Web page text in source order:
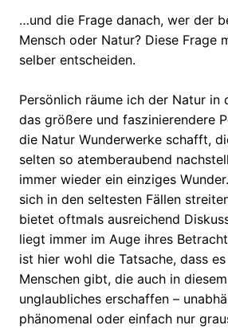
…und die Frage danach, wer der
Mensch oder Natur? Diese Frage
selber entscheiden.
Persönlich räume ich der Natur in
das größere und faszinierendere
die Natur Wunderwerke schafft,
selten so atemberaubend
immer wieder ein einziges
sich in den seltesten Fällen
bietet oftmals ausreichend
liegt immer im Auge ihres
ist hier wohl die Tatsache, dass
Menschen gibt, die auch in
unglaubliches erschaffen –
phänomenal oder einfach nur